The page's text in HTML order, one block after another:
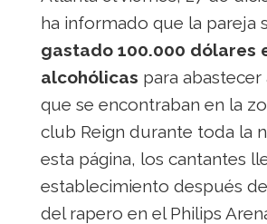
ha informado que la pareja
gastado 100.000 dólares
alcohólicas para
que se encontraban en la
club Reign durante toda la
esta página, los cantantes
establecimiento después
del rapero en el Philips